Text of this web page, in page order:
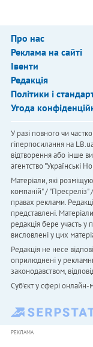
Про нас
Реклама на сайті
Івенти
Редакція
Політики і
Угода
У разі повного чи
гіперпосилання на
відтворення або інше
агентство "Українськi
Матеріали, які
компаній" /
правах реклами.
представлені.
редакція бере участь у
висловлені у цих
Редакція не несе
оприлюднені у
законодавством,
Cуб'єкт у сфері онлайн-
РЕКЛАМА